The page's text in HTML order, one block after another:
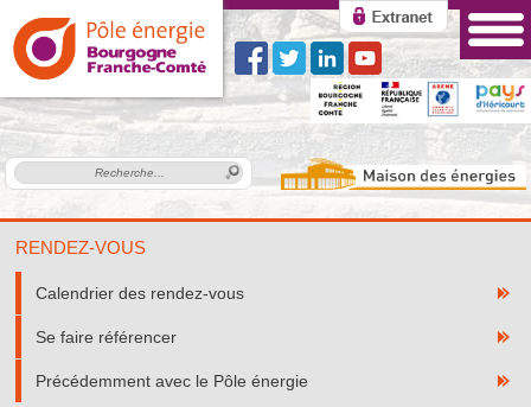
RENDEZ-VOUS
Calendrier des rendez-vous
Se faire référencer
Précédemment avec le Pôle énergie